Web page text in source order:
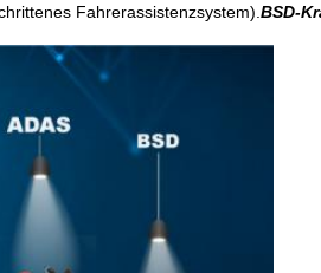
Fahrerassistenzsystem). BSD-